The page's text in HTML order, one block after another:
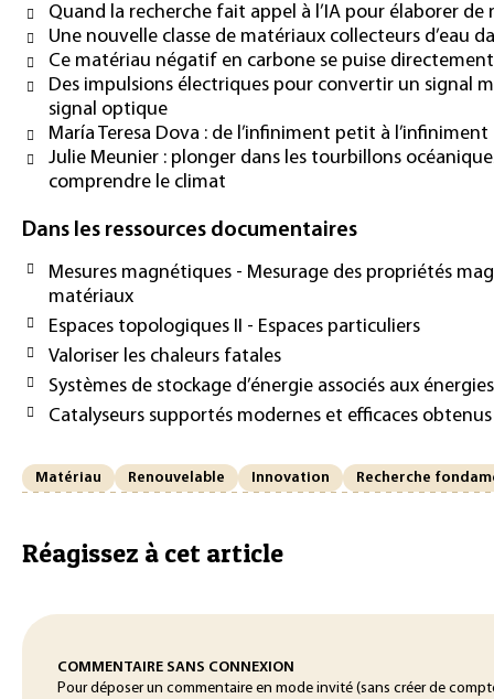
Quand la recherche fait appel à l’IA pour élaborer
Une nouvelle classe de matériaux collecteurs d’eau
Ce matériau négatif en carbone se puise directement
Des impulsions électriques pour convertir un signal
signal optique
María Teresa Dova : de l’infiniment petit à
Julie Meunier : plonger dans les tourbillons
comprendre le climat
Dans les ressources documentaires
Mesures magnétiques - Mesurage des propriétés
matériaux
Espaces topologiques II - Espaces particuliers
Valoriser les chaleurs fatales
Systèmes de stockage d’énergie associés aux
Catalyseurs supportés modernes et efficaces
Matériau Renouvelable Innovation Recherche
Réagissez à cet article
COMMENTAIRE SANS CONNEXION
Pour déposer un commentaire en mode invité (sans créer de